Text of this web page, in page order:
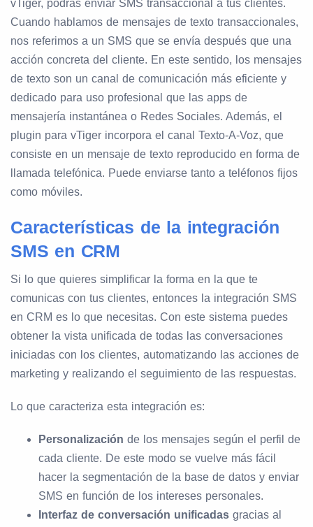
vTiger, podrás enviar SMS transaccional a tus clientes.
Cuando hablamos de mensajes de texto transaccionales,
nos referimos a un SMS que se envía después que una
acción concreta del cliente. En este sentido, los mensajes
de texto son un canal de comunicación más eficiente y
dedicado para uso profesional que las apps de
mensajería instantánea o Redes Sociales. Además, el
plugin para vTiger incorpora el canal Texto-A-Voz, que
consiste en un mensaje de texto reproducido en forma de
llamada telefónica. Puede enviarse tanto a teléfonos fijos
como móviles.
Características de la integración
SMS en CRM
Si lo que quieres simplificar la forma en la que te
comunicas con tus clientes, entonces la integración SMS
en CRM es lo que necesitas. Con este sistema puedes
obtener la vista unificada de todas las conversaciones
iniciadas con los clientes, automatizando las acciones de
marketing y realizando el seguimiento de las respuestas.
Lo que caracteriza esta integración es:
Personalización de los mensajes según el perfil de
cada cliente. De este modo se vuelve más fácil
hacer la segmentación de la base de datos y enviar
SMS en función de los intereses personales.
Interfaz de conversación unificadas gracias al